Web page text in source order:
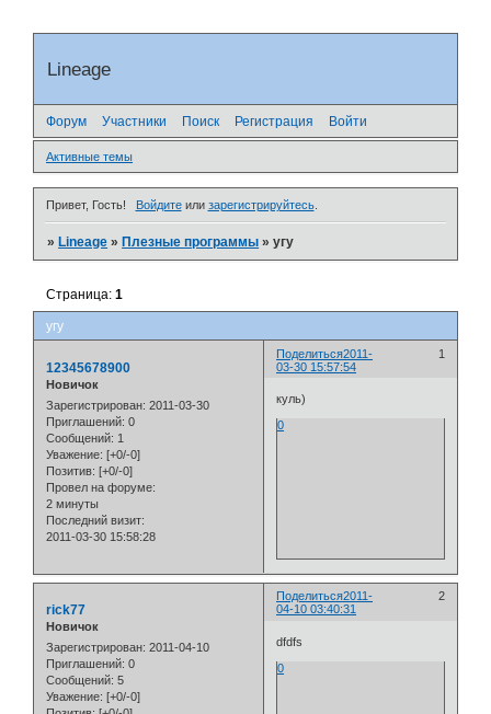
Lineage
Форум Участники Поиск Регистрация Войти
Активные темы
Привет, Гость! Войдитеили зарегистрируйтесь.
»Lineage »Плезные программы »угу
угу
Страница:1
Поделиться 1
2011-
03-30 15:57:54
12345678900
Новичок
Зарегистрирован: 2011-03-30
Приглашений: 0
Сообщений: 1
Уважение: [+0/-0]
Позитив: [+0/-0]
Провел на форуме:
2 минуты
Последний визит:
2011-03-30 15:58:28
куль)
0
Поделиться 2
2011-
04-10 03:40:31
rick77
Новичок
Зарегистрирован: 2011-04-10
Приглашений: 0
Сообщений: 5
Уважение: [+0/-0]
dfdfs
0